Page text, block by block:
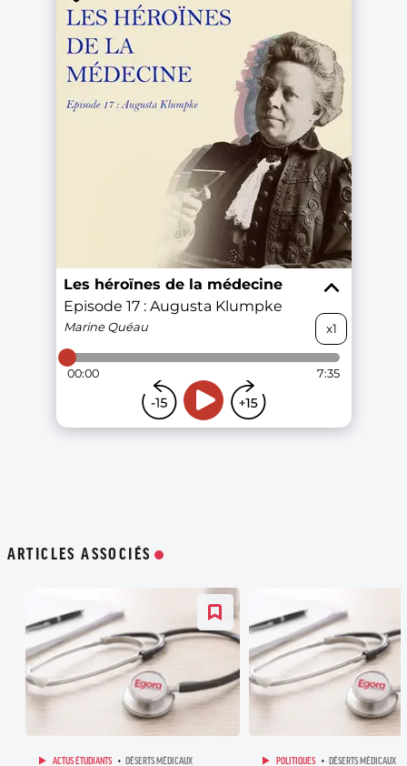
ARTICLES ASSOCIÉS
ACTUS ÉTUDIANTS DÉSERTS MÉDICAUX POLITIQUES DÉSERTS MÉDICAUX